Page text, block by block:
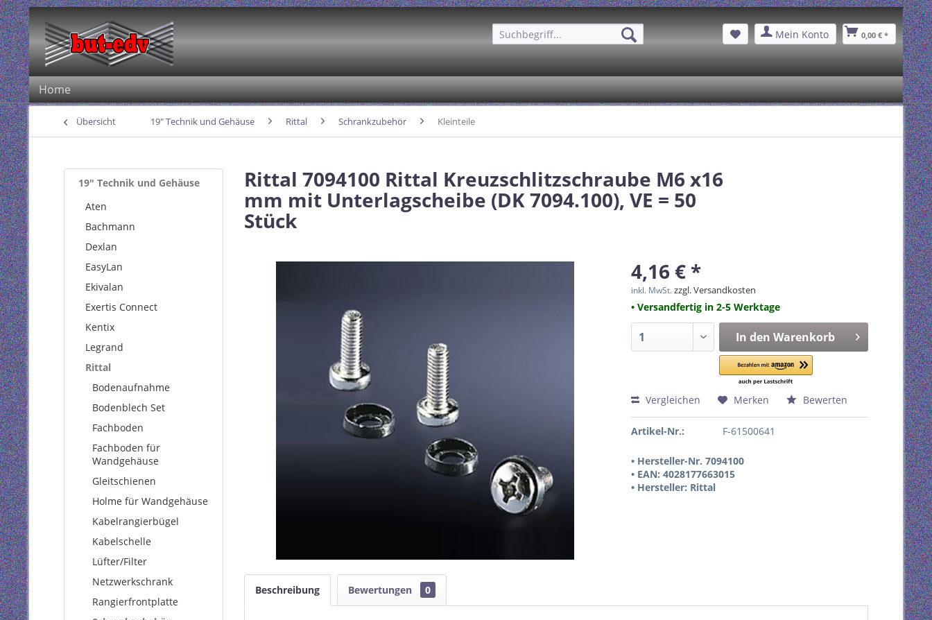
Mein Konto 0,00 € *
Home
Übersicht 19" Technik und Gehäuse Rittal Schrankzubehör Kleinteile
19" Technik und Gehäuse
Aten
Bachmann
Dexlan
EasyLan
Ekivalan
Exertis Connect
Kentix
Legrand
Rittal
Bodenaufnahme
Bodenblech Set
Fachboden
Fachboden für
Wandgehäuse
Gleitschienen
Holme für Wandgehäuse
Kabelrangierbügel
Kabelschelle
Lüfter/Filter
Netzwerkschrank
Rangierfrontplatte
Rittal 7094100 Rittal Kreuzschlitzschraube M6 x16
mm mit Unterlagscheibe (DK 7094.100), VE = 50
Stück
4,16 € *
inkl. MwSt.zzgl. Versandkosten
• Versandfertig in 2-5 Werktage
In den Warenkorb
Vergleichen Merken Bewerten
Artikel-Nr.: F-61500641
• Hersteller-Nr. 7094100
• EAN: 4028177663015
• Hersteller: Rittal
Beschreibung Bewertungen 0